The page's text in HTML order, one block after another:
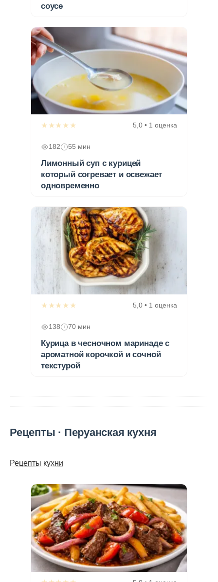
соусе
★★★★★ 5,0 • 1 оценка
182 55 мин
Лимонный суп с курицей
который согревает и освежает
одновременно
★★★★★ 5,0 • 1 оценка
138 70 мин
Курица в чесночном маринаде с
ароматной корочкой и сочной
текстурой
Рецепты · Перуанская кухня
Рецепты кухни